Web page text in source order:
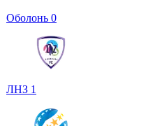
Оболонь 0
ЛНЗ 1